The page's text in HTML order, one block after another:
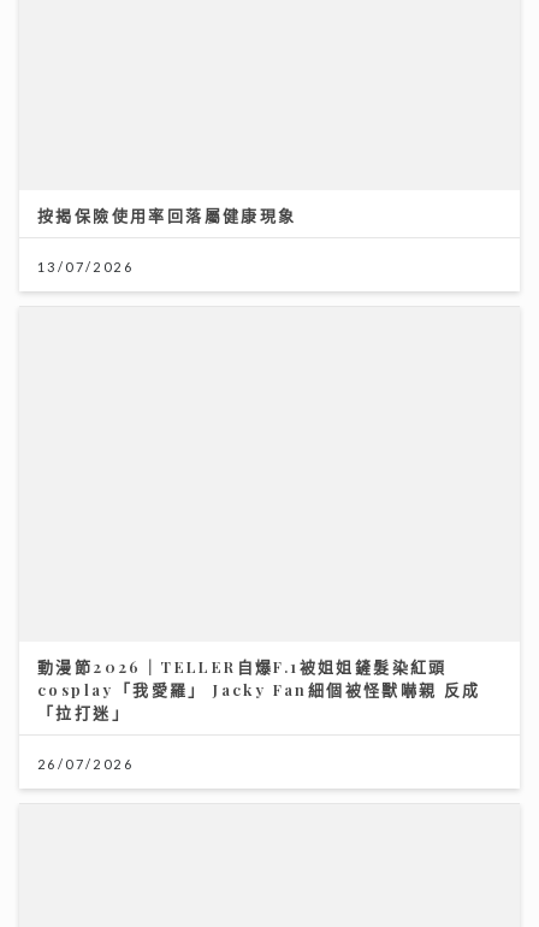
動漫節2026｜TELLER自爆F.1被姐姐鏟髮染紅頭
cosplay「我愛羅」 Jacky Fan細個被怪獸嚇親 反成
「拉打迷」
26/07/2026